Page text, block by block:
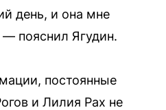
день, и она мне
— пояснил Ягудин.
постоянные
и Лилия Рах не